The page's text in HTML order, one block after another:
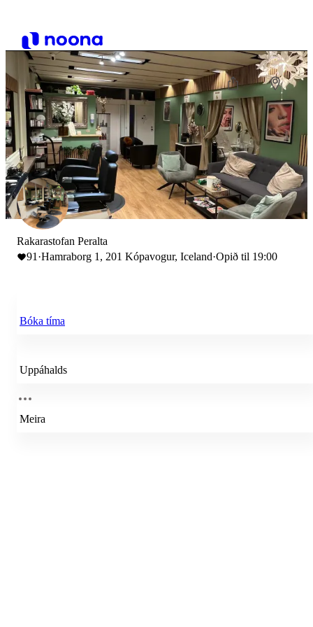
Rakarastofan Peralta
91 ·Hamraborg 1, 201 Kópavogur, Iceland·Opið til 19:00
Bóka tíma
Uppáhalds
Meira